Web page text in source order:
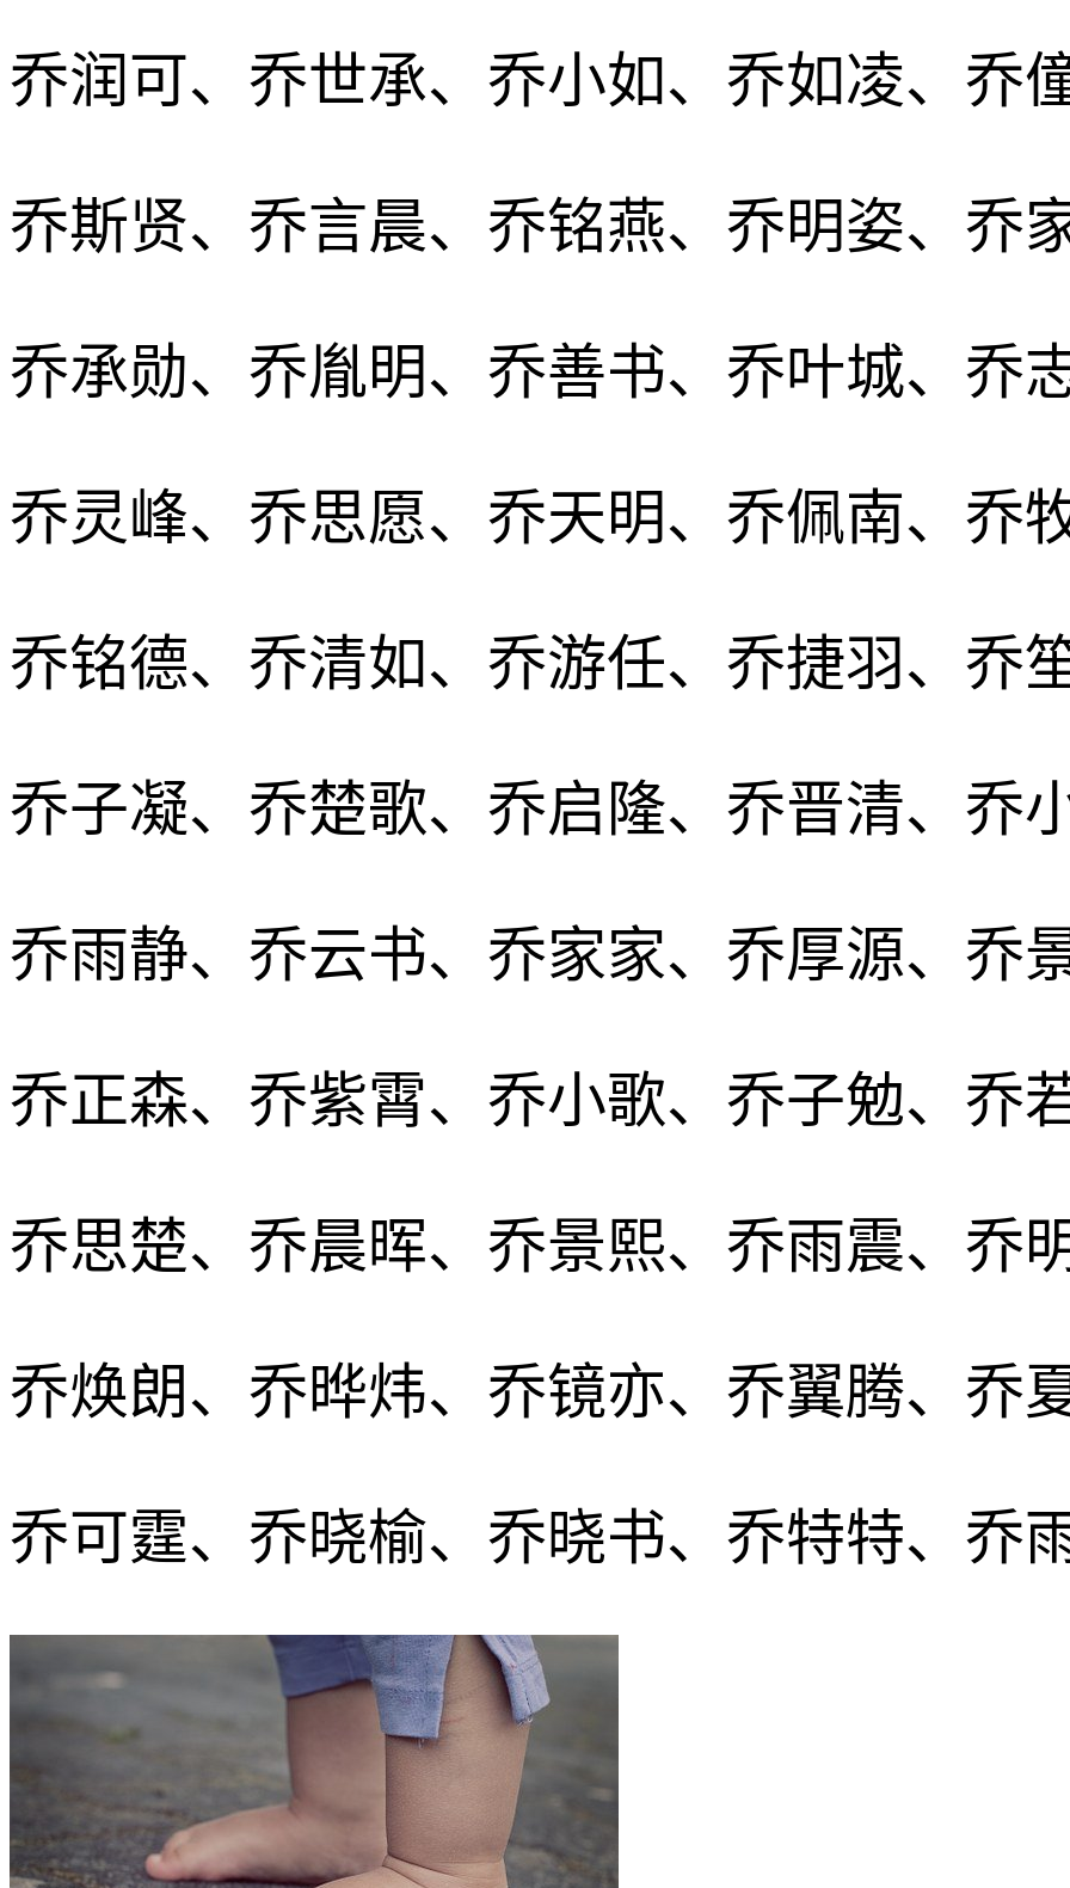
乔润可、乔世承、乔小如、乔如凌、乔
乔斯贤、乔言晨、乔铭燕、乔明姿、乔
乔承勋、乔胤明、乔善书、乔叶城、乔
乔灵峰、乔思愿、乔天明、乔佩南、乔
乔铭德、乔清如、乔游任、乔捷羽、乔
乔子凝、乔楚歌、乔启隆、乔晋清、乔
乔雨静、乔云书、乔家家、乔厚源、乔
乔正森、乔紫霄、乔小歌、乔子勉、乔
乔思楚、乔晨晖、乔景熙、乔雨震、乔
乔焕朗、乔晔炜、乔镜亦、乔翼腾、乔
乔可霆、乔晓榆、乔晓书、乔特特、乔